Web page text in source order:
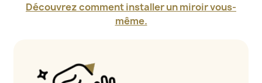
Découvrez comment installer un miroir vous-
même.